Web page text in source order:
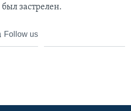
застрелен.
Follow us